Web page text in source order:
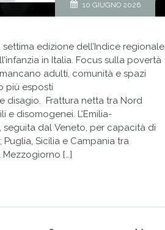
10 GIUGNO 2026
edizione dell’Indice regionale
in Italia. Focus sulla povertà
adulti, comunità e spazi
più esposti
disagio. Frattura netta tra Nord
e disomogenei. L’Emilia-
dal Veneto, per capacità di
Sicilia e Campania tra
[…]